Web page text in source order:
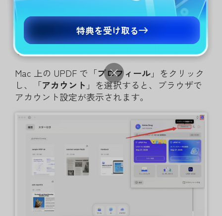
UPDFアカウントを管理する方法
UPDF アカウントを初めて登録してログインす
ると、プロフィールを設定できます。
Mac 上の UPDF で「プロフィール」をクリック
し、「アカウント 」を選択すると、ブラウザで
アカウント設定が表示されます。
特典を受け取る